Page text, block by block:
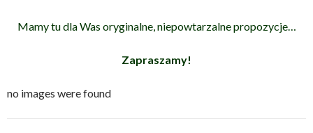
Mamy tu dla Was oryginalne, niepowtarzalne propozycje…
Zapraszamy!
no images were found